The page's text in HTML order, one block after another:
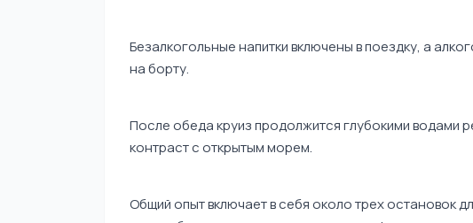
Безалкогольные напитки включены в поездку, а
на борту.
После обеда круиз продолжится глубокими водами
контраст с открытым морем.
Общий опыт включает в себя около трех остановок